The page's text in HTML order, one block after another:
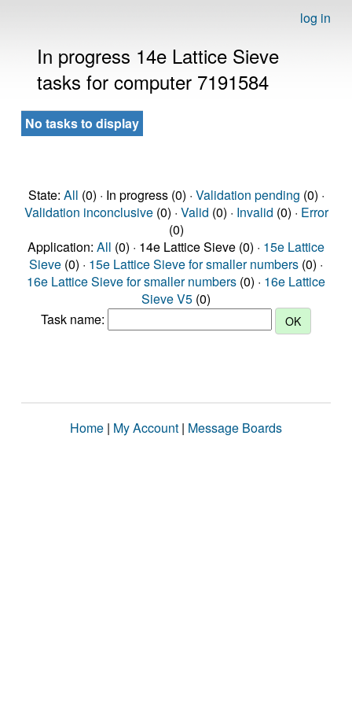
log in
In progress 14e Lattice Sieve
tasks for computer 7191584
No tasks to display
State: All (0) · In progress (0) · Validation pending (0) ·
Validation inconclusive(0) · Valid (0) · Invalid (0) · Error
(0)
Application: All (0) · 14e Lattice Sieve (0) · 15e Lattice
Sieve (0) · 15e Lattice Sieve for smaller numbers (0) ·
16e Lattice Sieve for smaller numbers (0) · 16e Lattice
Sieve V5 (0)
Task name:
Home | My Account | Message Boards